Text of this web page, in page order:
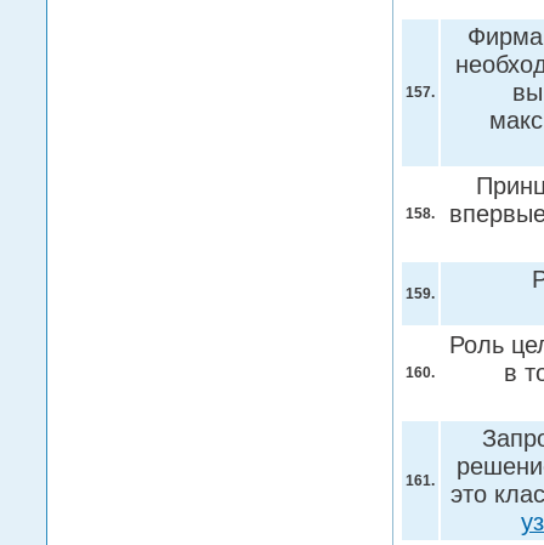
157.
Фирма
158.
159.
160.
Роль
в
161.
это